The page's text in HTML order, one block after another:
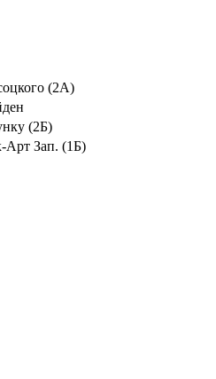
(2А)
(2Б)
Арт Зап. (1Б)